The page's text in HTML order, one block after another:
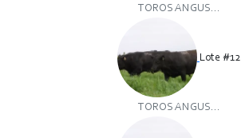
TOROS ANGUS...
Lote #12
TOROS ANGUS...